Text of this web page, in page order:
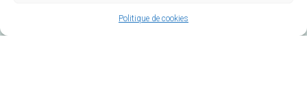
Politique de cookies
02 54 51 20 40